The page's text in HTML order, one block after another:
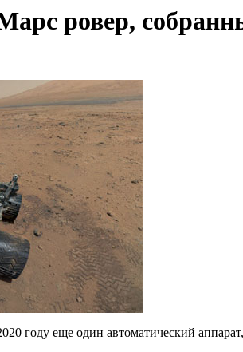
ровер,
году еще один автоматический